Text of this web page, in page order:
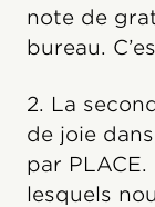
note de
bureau.
2. La
de joie
par
lesquels